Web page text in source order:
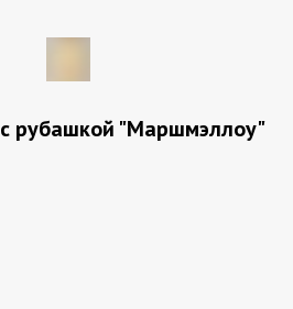
рубашкой "Маршмэллоу"